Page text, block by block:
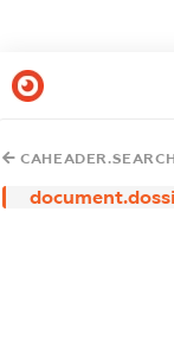
CAHEADER.SEARCH